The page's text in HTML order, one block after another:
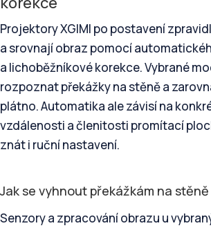
Projektory XGIMI po postavení
a srovnají obraz pomocí
a lichoběžníkové korekce. Vybrané
rozpoznat překážky na stěně a
plátno. Automatika ale závisí na
vzdálenosti a členitosti promítací
znát i ruční nastavení.
Jak se vyhnout překážkám na stěně
Senzory a zpracování obrazu u